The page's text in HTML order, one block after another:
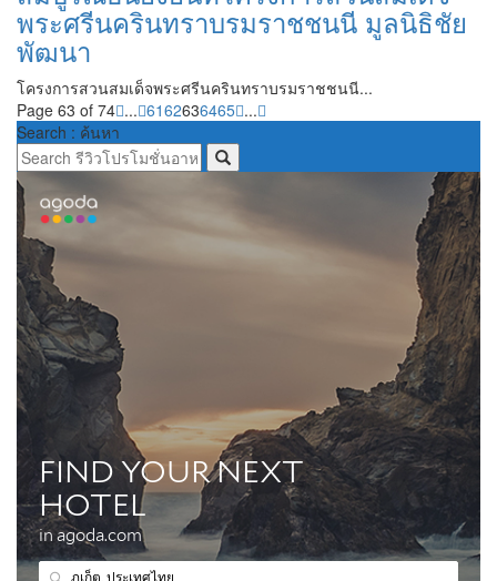
พระศรีนครินทราบรมราชชนนี มูลนิธิชัย
พัฒนา
โครงการสวนสมเด็จพระศรีนครินทราบรมราชชนนี...
Page 63 of 74 ... 6162636465 ...
Search : ค้นหา